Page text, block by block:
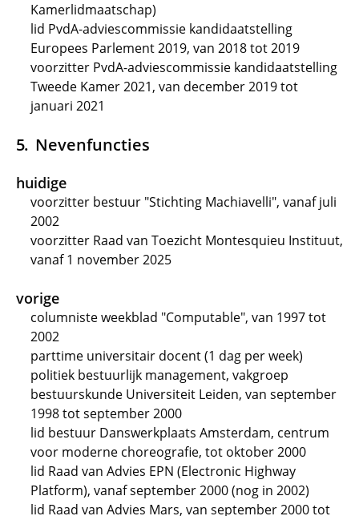
Kamerlidmaatschap)
lid PvdA-adviescommissie kandidaatstelling
Europees Parlement 2019, van 2018 tot 2019
voorzitter PvdA-adviescommissie kandidaatstelling
Tweede Kamer 2021, van december 2019 tot
januari 2021
Nevenfuncties
huidige
voorzitter bestuur "Stichting Machiavelli", vanaf juli
2002
voorzitter Raad van Toezicht Montesquieu Instituut,
vanaf 1 november 2025
vorige
columniste weekblad "Computable", van 1997 tot
2002
parttime universitair docent (1 dag per week)
politiek bestuurlijk management, vakgroep
bestuurskunde Universiteit Leiden, van september
1998 tot september 2000
lid bestuur Danswerkplaats Amsterdam, centrum
voor moderne choreografie, tot oktober 2000
lid Raad van Advies EPN (Electronic Highway
Platform), vanaf september 2000 (nog in 2002)
lid Raad van Advies Mars, van september 2000 tot